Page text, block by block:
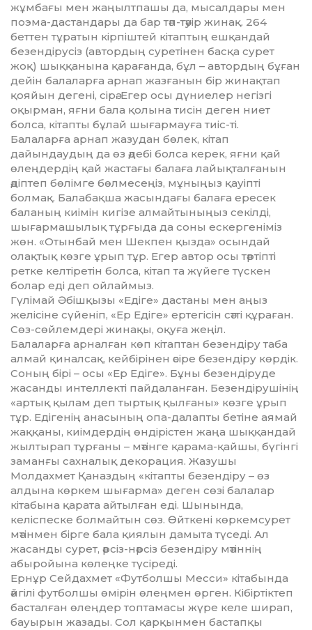
жұмбағы мен жаңылтпашы да, мысалдары мен
поэма-дастандары да бар тәп-тәуір жинақ. 264
беттен тұратын кірпіштей кітаптың ешқандай
безендірусіз (автордың суретінен басқа сурет
жоқ) шыққанына қарағанда, бұл – автордың бұған
дейін балаларға арнап жазғанын бір жинақтап
қояйын дегені, сірә. Егер осы дүниелер негізгі
оқырман, яғни бала қолына тисін деген ниет
болса, кітапты бұлай шығармауға тиіс-ті.
Балаларға арнап жазудан бөлек, кітап
дайындаудың да өз әдебі болса керек, яғни қай
өлеңдердің қай жастағы балаға лайықталғанын
әдіптеп бөлімге бөлмесеңіз, мұныңыз қауіпті
болмақ. Балабақша жасындағы балаға ересек
баланың киімін кигізе алмайтыныңыз секілді,
шығармашылық тұрғыда да соны ескергеніміз
жөн. «Отынбай мен Шекпен қызда» осындай
олақтық көзге ұрып тұр. Егер автор осы тәртіпті
ретке келтіретін болса, кітап та жүйеге түскен
болар еді деп ойлаймыз.
Гүлімай Әбішқызы «Едіге» дастаны мен аңыз
желісіне сүйеніп, «Ер Едіге» ертегісін сәтті құраған.
Сөз-сөйлемдері жинақы, оқуға жеңіл.
Балаларға арналған көп кітаптан безендіру таба
алмай қиналсақ, кейбірінен әсіре безендіру көрдік.
Соның бірі – осы «Ер Едіге». Бұны безендіруде
жасанды интеллекті пайдаланған. Безендірушінің
«артық қылам деп тыртық қылғаны» көзге ұрып
тұр. Едігенің анасының опа-далапты бетіне аямай
жаққаны, киімдердің өндірістен жаңа шыққандай
жылтырап тұрғаны – мәтінге қарама-қайшы, бүгінгі
заманғы сахналық декорация. Жазушы
Молдахмет Қаназдың «кітапты безендіру – өз
алдына көркем шығарма» деген сөзі балалар
кітабына қарата айтылған еді. Шынында,
келіспеске болмайтын сөз. Өйткені көркемсурет
мәтінмен бірге бала қиялын дамыта түседі. Ал
жасанды сурет, әрсіз-нәрсіз безендіру мәтіннің
абыройына көлеңке түсіреді.
Ернұр Сейдахмет «Футболшы Месси» кітабында
әйгілі футболшы өмірін өлеңмен өрген. Кібіртіктеп
басталған өлеңдер топтамасы жүре келе ширап,
бауырын жазады. Сол қарқынмен бастапқы